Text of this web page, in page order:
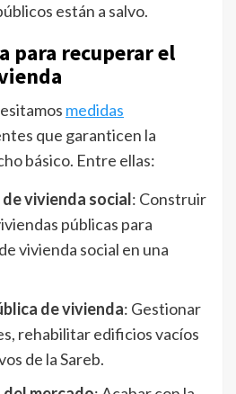
están a salvo.
para recuperar el
medidas
que garanticen la
básico. Entre ellas:
vivienda social: Construir
públicas para
vivienda social en una
de vivienda: Gestionar
rehabilitar edificios vacíos
de la Sareb.